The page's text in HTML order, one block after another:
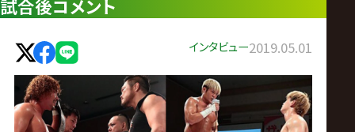
ロ
レ
ス
試合後コメント
インタビュー2019.05.01